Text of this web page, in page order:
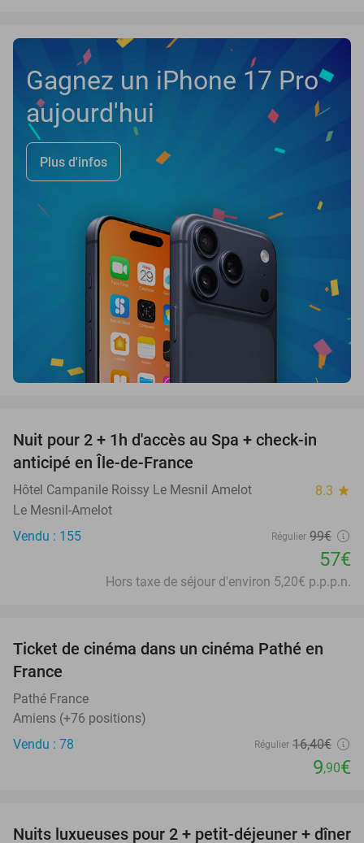
Gagnez un iPhone 17 Pro
aujourd'hui
Plus d'infos
42%
Nuit pour 2 + 1h d'accès au Spa + check-in
anticipé en Île-de-France
Hôtel Campanile Roissy Le Mesnil Amelot 8.3 star
Le Mesnil-Amelot
Vendu : 155
Régulier 99€
57€
Hors taxe de séjour d'environ 5,20€ p.p.p.n.
40%
Ticket de cinéma dans un cinéma Pathé en
France
Pathé France
Amiens (+76 positions)
Vendu : 78
Régulier 16,40€
9,90€
Nuits luxueuses pour 2 + petit-déjeuner + dîner